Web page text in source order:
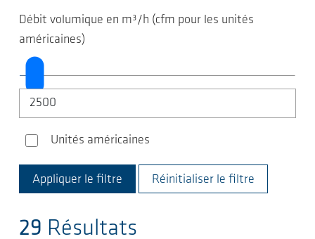
Débit volumique en m³/h (cfm pour les unités
américaines)
Unités américaines
Unités américaines
Réinitialiser le filtre
29 Résultats